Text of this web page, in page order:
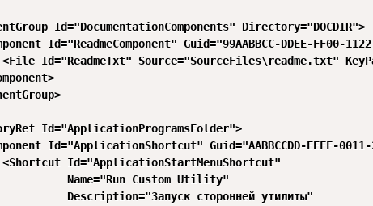
Id="DocumentationComponents" Directory="DOCDIR">
Id="ReadmeComponent" Guid="99AABBCC-DDEE-FF00-
Id="ReadmeTxt" Source="SourceFiles\readme.txt"
Id="ApplicationProgramsFolder">
Id="ApplicationShortcut" Guid="AABBCCDD-EEFF-0011-
Id="ApplicationStartMenuShortcut"
Name="Run Custom Utility"
Description="Запуск сторонней утилиты"